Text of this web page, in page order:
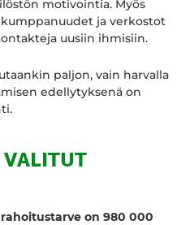
motivointia. Myös
ja verkostot
uusiin ihmisiin.
paljon, vain harvalla
edellytyksenä on
VALITUT
on 980 000